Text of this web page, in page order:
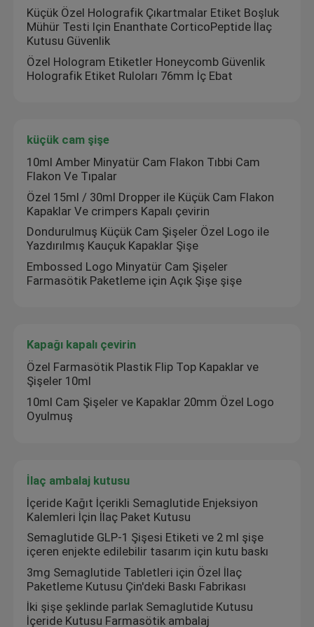
Ev
Ürünler
Hakkımızda
Küçük Özel Holografik Çıkartmalar Etiket Boşluk
Mühür Testi Için Enanthate CorticoPeptide İlaç
Kutusu Güvenlik
Özel Hologram Etiketler Honeycomb Güvenlik
Holografik Etiket Ruloları 76mm İç Ebat
küçük cam şişe
10ml Amber Minyatür Cam Flakon Tıbbi Cam
Flakon Ve Tıpalar
Özel 15ml / 30ml Dropper ile Küçük Cam Flakon
Kapaklar Ve crimpers Kapalı çevirin
Dondurulmuş Küçük Cam Şişeler Özel Logo ile
Yazdırılmış Kauçuk Kapaklar Şişe
Embossed Logo Minyatür Cam Şişeler
Farmasötik Paketleme için Açık Şişe şişe
Kapağı kapalı çevirin
Özel Farmasötik Plastik Flip Top Kapaklar ve
Şişeler 10ml
10ml Cam Şişeler ve Kapaklar 20mm Özel Logo
Oyulmuş
İlaç ambalaj kutusu
İçeride Kağıt İçerikli Semaglutide Enjeksiyon
Kalemleri İçin İlaç Paket Kutusu
Semaglutide GLP-1 Şişesi Etiketi ve 2 ml şişe
içeren enjekte edilebilir tasarım için kutu baskı
3mg Semaglutide Tabletleri için Özel İlaç
Paketleme Kutusu Çin'deki Baskı Fabrikası
İki şişe şeklinde parlak Semaglutide Kutusu
İçeride Kutusu Farmasötik ambalaj